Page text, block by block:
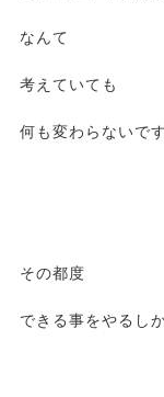
なんて
考えていても
何も変わらないです
その都度
できる事をやるし